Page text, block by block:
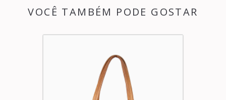
VOCÊ TAMBÉM PODE GOSTAR